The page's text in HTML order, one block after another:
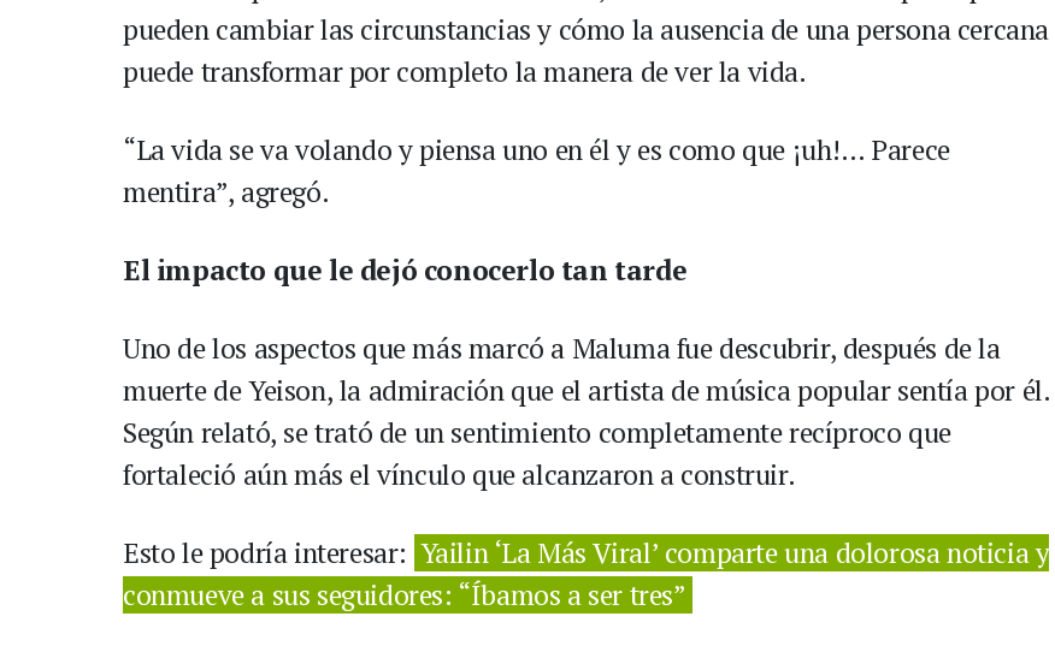
pueden cambiar las circunstancias y cómo la ausencia de una persona cercana
puede transformar por completo la manera de ver la vida.
“La vida se va volando y piensa uno en él y es como que ¡uh!… Parece
mentira”, agregó.
El impacto que le dejó conocerlo tan tarde
Uno de los aspectos que más marcó a Maluma fue descubrir, después de la
muerte de Yeison, la admiración que el artista de música popular sentía por él.
Según relató, se trató de un sentimiento completamente recíproco que
fortaleció aún más el vínculo que alcanzaron a construir.
Esto le podría interesar: Yailin ‘La Más Viral’ comparte una dolorosa noticia y
conmueve a sus seguidores: “Íbamos a ser tres”